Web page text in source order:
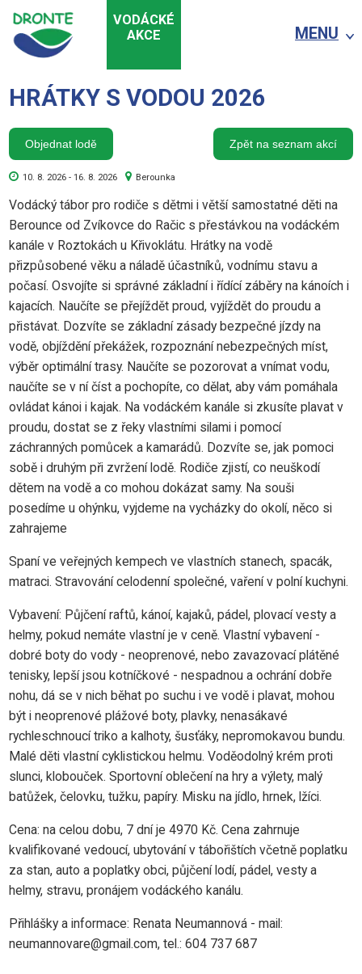
VODÁCKÉ
AKCE
MENU
HRÁTKY S VODOU 2026
Zpět na seznam akcí
Objednat lodě
10. 8. 2026 - 16. 8. 2026 Berounka
Vodácký tábor pro rodiče s dětmi i větší samostatné děti na
Berounce od Zvíkovce do Račic s přestávkou na vodáckém
kanále v Roztokách u Křivoklátu. Hrátky na vodě
přizpůsobené věku a náladě účastníků, vodnímu stavu a
počasí. Osvojíte si správné základní i řídící záběry na kánoích i
kajacích. Naučíte se přejíždět proud, vyjíždět do proudu a
přistávat. Dozvíte se základní zásady bezpečné jízdy na
vodě, objíždění překážek, rozpoznání nebezpečných míst,
výběr optimální trasy. Naučíte se pozorovat a vnímat vodu,
naučíte se v ní číst a pochopíte, co dělat, aby vám pomáhala
ovládat kánoi i kajak. Na vodáckém kanále si zkusíte plavat v
proudu, dostat se z řeky vlastními silami i pomocí
záchranných pomůcek a kamarádů. Dozvíte se, jak pomoci
sobě i druhým při zvržení lodě. Rodiče zjistí, co neuškodí
dětem na vodě a co mohou dokázat samy. Na souši
posedíme u ohýnku, vyjdeme na vycházky do okolí, něco si
zahrajeme
Spaní ve veřejných kempech ve vlastních stanech, spacák,
matraci. Stravování celodenní společné, vaření v polní kuchyni.
Vybavení: Půjčení raftů, kánoí, kajaků, pádel, plovací vesty a
helmy, pokud nemáte vlastní je v ceně. Vlastní vybavení -
dobré boty do vody - neoprenové, nebo zavazovací plátěné
tenisky, lepší jsou kotníčkové - nespadnou a ochrání dobře
nohu, dá se v nich běhat po suchu i ve vodě i plavat, mohou
být i neoprenové plážové boty, plavky, nenasákavé
rychleschnoucí triko a kalhoty, šusťáky, nepromokavou bundu.
Malé děti vlastní cyklistickou helmu. Voděodolný krém proti
slunci, klobouček. Sportovní oblečení na hry a výlety, malý
batůžek, čelovku, tužku, papíry. Misku na jídlo, hrnek, lžíci.
Cena: na celou dobu, 7 dní je 4970 Kč. Cena zahrnuje
kvalifikované vedoucí, ubytování v tábořištích včetně poplatku
za stan, auto a poplatky obci, půjčení lodí, pádel, vesty a
helmy, stravu, pronájem vodáckého kanálu.
Přihlášky a informace: Renata Neumannová - mail:
neumannovare@gmail.com, tel.: 604 737 687